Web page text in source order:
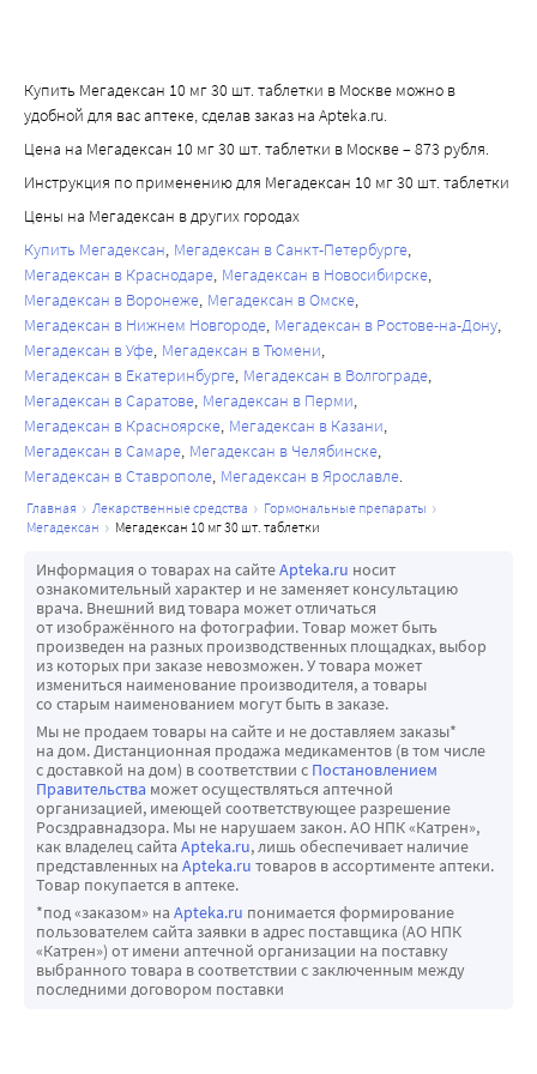
высвобождения цитокинов (интерлейкина-1 и
интерлейкина-2, гамма-интерферона) из лимфоцитов и
макрофагов.
Подавляет синтез и высвобождение гипофизом
адренокортикотропного гормона (АКТГ) и вторично -
синтез эндогенных глюкокортикостероидов (ГКС).
Угнетает секрецию тиреотропного гормона и
фолликулостимулирующего гормона. Подавляет
высвобождение бета-липотропина, но не снижает
содержание циркулирующего бета-эндорфина.
Повышает возбудимость центральной нервной системы,
снижает количество лимфоцитов и эозинофилов,
увеличивает - эритроцитов (путем стимуляции
выработки эритропоэтинов).
Особенность действия - значительное ингибирование
функции гипофиза и практически полное отсутствие
минералокортикоидной активности. Дозы 1-1,5 мг/сут
угнетают кору надпочечников; биологический период
полувыведения (T1/2) - 32-72 ч (продолжительность
угнетения гипоталамо-гипофизарно-надпочечниковой
системы).
По силе глюкокортикостероидной активности 0.5 мг
дексаметазона соответствуют примерно 3.5 мг
преднизона (или преднизолона), 15 мг гидрокортизона
или 17.5 мг кортизона.
Купить Мегадексан 10 мг 30 шт. таблетки в Москве можно в
удобной для вас аптеке, сделав заказ на Apteka.ru.
Цена на Мегадексан 10 мг 30 шт. таблетки в Москве – 873 рубля.
Инструкция по применению для Мегадексан 10 мг 30 шт. таблетки
Цены на Мегадексан в других городах
Купить Мегадексан Мегадексан в Санкт-Петербурге
Мегадексан в Краснодаре Мегадексан в Новосибирске
Мегадексан в Воронеже Мегадексан в Омске
Мегадексан в Нижнем Новгороде Мегадексан в Ростове-на-Дону
Мегадексан в Уфе Мегадексан в Тюмени
Мегадексан в Екатеринбурге Мегадексан в Волгограде
Мегадексан в Саратове Мегадексан в Перми
Мегадексан в Красноярске Мегадексан в Казани
Мегадексан в Самаре Мегадексан в Челябинске
Мегадексан в Ставрополе Мегадексан в Ярославле
главная лекарственные средства
гормональные препараты
мегадексан
мегадексан 10 мг 30 шт. таблетки
Информация о товарах на сайтеApteka.ru носит
ознакомительный характер и не заменяет консультацию
врача. Внешний вид товара может отличаться
от изображённого на фотографии. Товар может быть
произведен на разных производственных площадках, выбор
из которых при заказе невозможен. У товара может
измениться наименование производителя, а товары
со старым наименованием могут быть в заказе.
Мы не продаем товары на сайте и не доставляем заказы*
на дом. Дистанционная продажа медикаментов (в том числе
с доставкой на дом) в соответствии с Постановлением
Правительства может осуществляться аптечной
организацией, имеющей соответствующее разрешение
Росздравнадзора. Мы не нарушаем закон. АО НПК «Катрен»,
как владелец сайта Apteka.ru, лишь обеспечивает наличие
представленных на Apteka.ru товаров в ассортименте аптеки.
Товар покупается в аптеке.
*под «заказом» на Apteka.ru понимается формирование
пользователем сайта заявки в адрес поставщика (АО НПК
«Катрен») от имени аптечной организации на поставку
выбранного товара в соответствии с заключенным между
последними договором поставки